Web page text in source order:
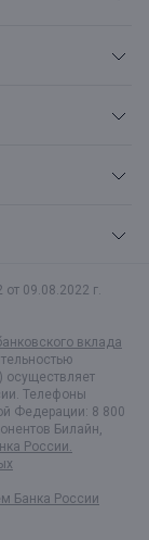
09.08.2022 г.
вклада
осуществляет
Телефоны
Федерации: 8 800
Билайн,
России.
Банка России